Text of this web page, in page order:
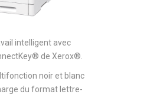
intelligent avec
de Xerox®.
noir et blanc
du format lettre-